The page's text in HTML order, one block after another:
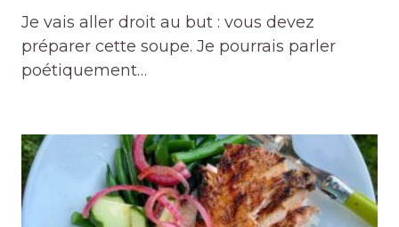
Je vais aller droit au but : vous devez
préparer cette soupe. Je pourrais parler
poétiquement…